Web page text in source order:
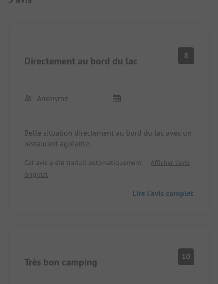
Directement au bord du lac 8
Anonyme
Belle situation directement au bord du lac avec un
restaurant agréable...
Cet avis a été traduit automatiquement.
Afficher l'avis
original
Lire l'avis complet
Très bon camping 10